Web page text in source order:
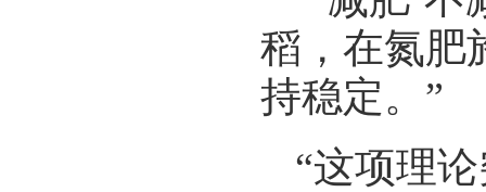
稻，在氮肥
持稳定。”
“这项理